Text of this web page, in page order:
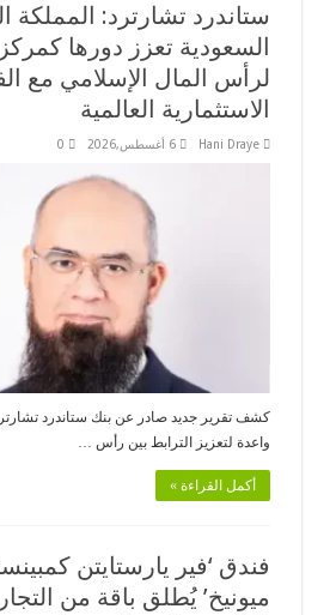
ستاندرد تشارترد: المملكة
السعودية تعزز دورها
لرأس المال الإسلامي مع
الاستثمارية العالمية
Hani Draye 6 أغسطس,2026 0
كشف تقرير جديد صادر عن بنك ستاندرد
واعدة لتعزيز الترابط بين رأس …
أكمل القراءة »
فندق ‘فير يارستايتن
ميونيخ’ يُطلق باقة من